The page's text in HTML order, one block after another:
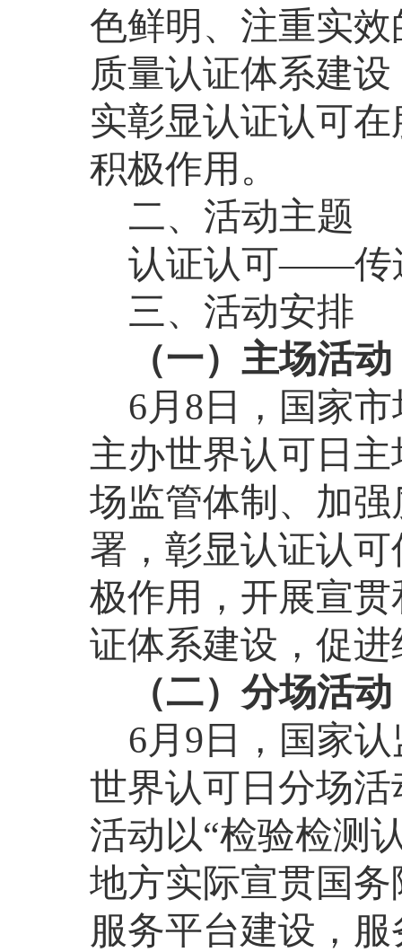
色鲜明、注重实
质量认证体系建
实彰显认证认可
积极作用。
二、活动主题
认证认可——传
三、活动安排
（一）主场活动
6月 8 日，国家
主办世界认可日
场监管体制、加
署，彰显认证认
极作用，开展宣
证体系建设，促
（二）分场活动
6月 9 日， 国家
世界认可日分场
活动以“检验检测
地方实际宣贯国务
服务平台建设，